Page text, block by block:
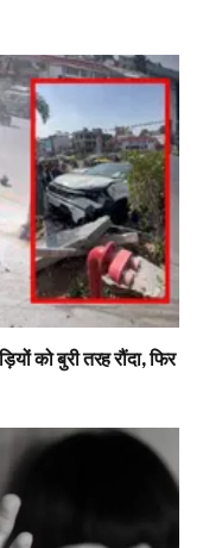
को बुरी तरह रौंदा, फिर